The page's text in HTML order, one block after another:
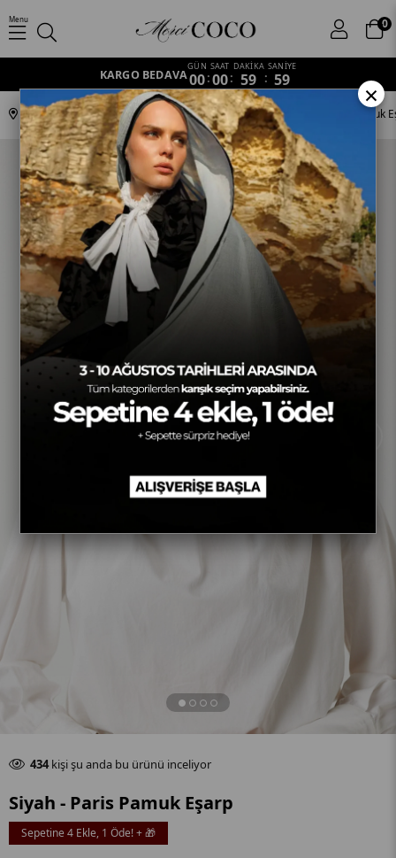
0
Menu
KARGO BEDAVA
GÜN
00:
SAAT
00:
DAKİKA
59 :
SANİYE
59
Anasayfa Eşarp Pamuk Eşarp Paris Desen Siyah - Paris Pamuk
Son 24 saat içinde 87
434kişi şu anda bu ürünü inceliyor
Siyah - Paris Pamuk Eşarp
Sepetine 4 Ekle, 1 Öde! + 🎁
×